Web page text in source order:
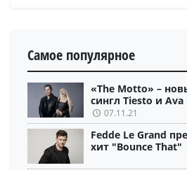
Самое популярное
«The Motto» –
сингл Tiesto и Ava
07.11.21
Fedde Le Grand
хит "Bounce That"